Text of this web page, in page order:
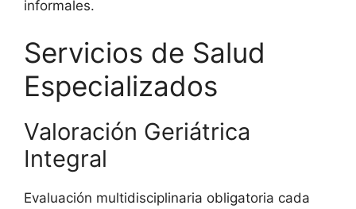
informales.
Servicios de Salud
Especializados
Valoración Geriátrica
Integral
Evaluación multidisciplinaria obligatoria cada